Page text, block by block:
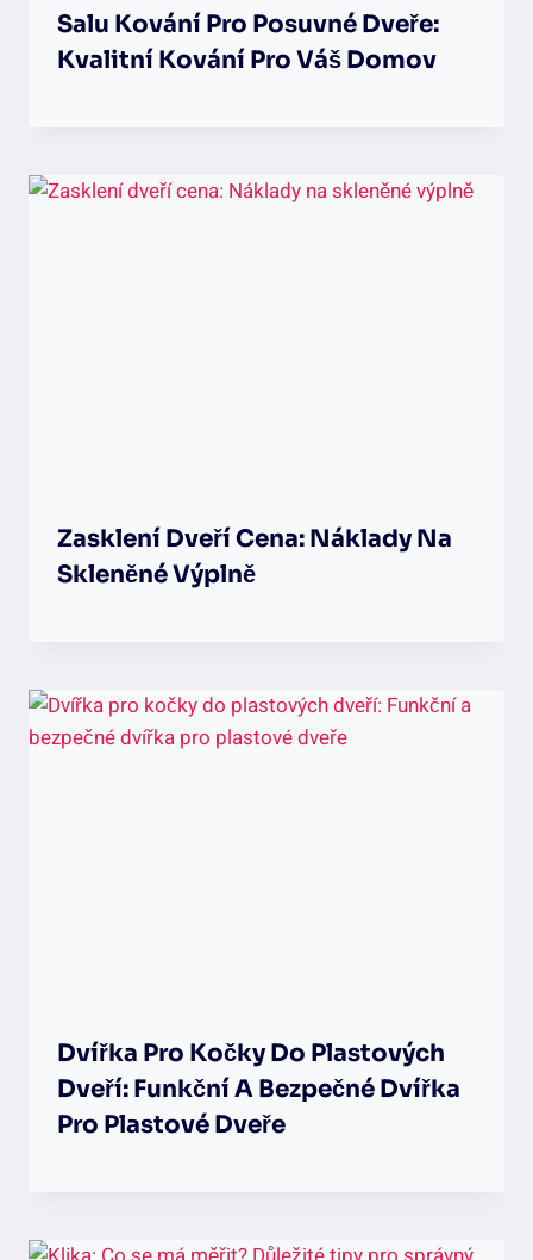
Salu Kování Pro Posuvné Dveře:
Kvalitní Kování Pro Váš Domov
Zasklení Dveří Cena: Náklady Na
Skleněné Výplně
Dvířka Pro Kočky Do Plastových
Dveří: Funkční A Bezpečné Dvířka
Pro Plastové Dveře